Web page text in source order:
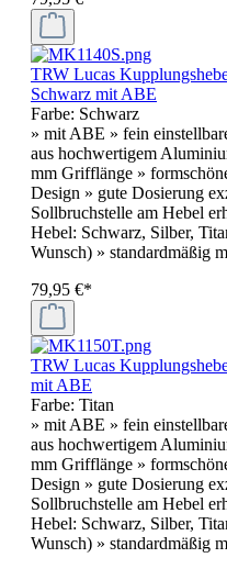
TRW Lucas
Schwarz mit ABE
Farbe: Schwarz
» mit ABE » fein
aus hochwertigem
mm Grifflänge »
Design » gute Dosierung
Sollbruchstelle am Hebel
Hebel: Schwarz, Silber,
Wunsch) » standardmäßig
79,95 €*
TRW Lucas
mit ABE
Farbe: Titan
» mit ABE » fein
aus hochwertigem
mm Grifflänge »
Design » gute Dosierung
Sollbruchstelle am Hebel
Hebel: Schwarz, Silber,
Wunsch) » standardmäßig